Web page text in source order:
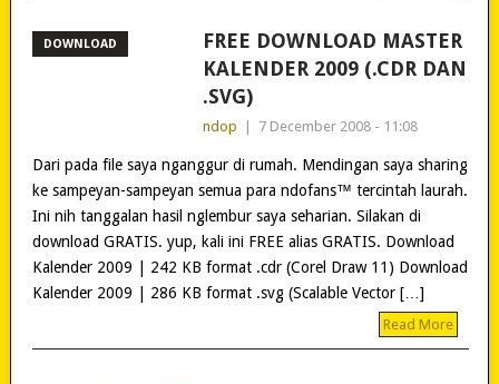
DOWNLOAD
FREE DOWNLOAD MASTER
KALENDER 2009 (.CDR DAN
.SVG)
ndop 7 December 2008 - 11:08
Dari pada file saya nganggur di rumah. Mendingan saya sharing
ke sampeyan-sampeyan semua para ndofans™ tercintah laurah.
Ini nih tanggalan hasil nglembur saya seharian. Silakan di
download GRATIS. yup, kali ini FREE alias GRATIS. Download
Kalender 2009 | 242 KB format .cdr (Corel Draw 11) Download
Kalender 2009 | 286 KB format .svg (Scalable Vector […]
Read More